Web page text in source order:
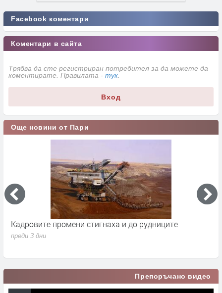
Facebook коментари
Коментари в сайта
Трябва да сте регистриран потребител за да можете да
коментирате. Правилата - тук
Вход
Още новини от Пари
Кадровите промени стигнаха и до рудниците
преди 3 дни
Препоръчано видео